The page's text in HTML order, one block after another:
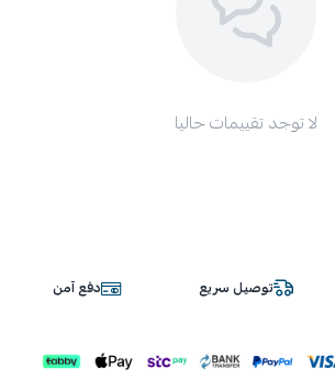
لا توجد تقييمات حاليا
توصيل سريع دفع آمن